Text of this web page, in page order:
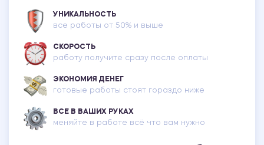
УНИКАЛЬНОСТЬ
все работы от 50% и выше
СКОРОСТЬ
работу получите сразу после оплаты
ЭКОНОМИЯ ДЕНЕГ
готовые работы стоят гораздо ниже
ВСЕ В ВАШИХ РУКАХ
меняйте в работе всё что вам нужно